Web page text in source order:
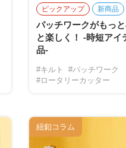
ピックアップ 新商品
パッチワークがもっ
と楽しく！ -時短アイ
品-
#キルト
#パッチワーク
#ロータリーカッター
紐釦コラム